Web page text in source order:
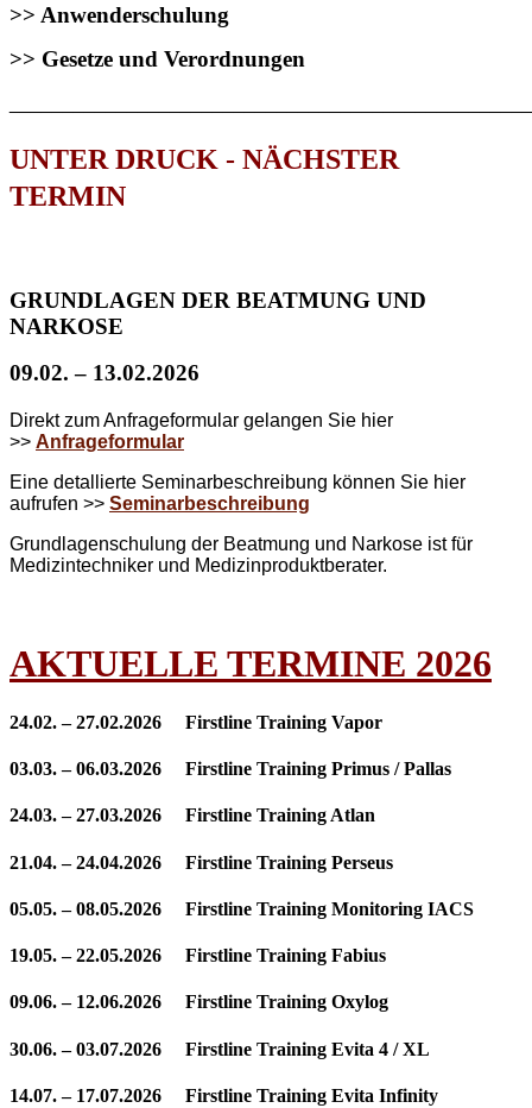
>> Anwenderschulung
>> Gesetze und Verordnungen
UNTER DRUCK - NÄCHSTER
TERMIN
GRUNDLAGEN DER BEATMUNG UND
NARKOSE
09.02. – 13.02.2026
Direkt zum Anfrageformular gelangen Sie hier
>> Anfrageformular
Eine detallierte Seminarbeschreibung können Sie hier
aufrufen >> Seminarbeschreibung
Grundlagenschulung der Beatmung und Narkose ist für
Medizintechniker und Medizinproduktberater.
AKTUELLE TERMINE 2026
24.02. – 27.02.2026 Firstline Training Vapor
03.03. – 06.03.2026 Firstline Training Primus / Pallas
24.03. – 27.03.2026 Firstline Training Atlan
21.04. – 24.04.2026 Firstline Training Perseus
05.05. – 08.05.2026 Firstline Training Monitoring IACS
19.05. – 22.05.2026 Firstline Training Fabius
09.06. – 12.06.2026 Firstline Training Oxylog
30.06. – 03.07.2026 Firstline Training Evita 4 / XL
14.07. – 17.07.2026 Firstline Training Evita Infinity